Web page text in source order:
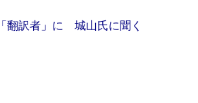
翻訳者」に 城山氏に聞く